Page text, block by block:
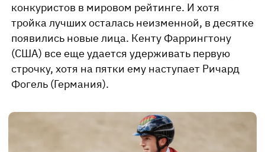
конкуристов в мировом рейтинге. И хотя
тройка лучших осталась неизменной, в десятке
появились новые лица. Кенту Фаррингтону
(США) все еще удается удерживать первую
строчку, хотя на пятки ему наступает Ричард
Фогель (Германия).